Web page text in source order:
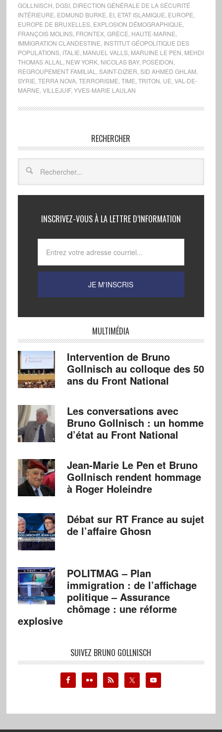
GOLLNISCH DGSI, DIRECTION GÉNÉRALE DE LA SÉCURITÉ
INTÉRIEURE EDMUND BURKE EI, ETAT ISLAMIQUE EUROPE
EUROPE DE BRUXELLES, EXPLOSION DÉMOGRAPHIQUE
FRANÇOIS MOLINS, FRONTEX, GRÈCE HAUTE-MARNE
IMMIGRATION CLANDESTINE INSTITUT GÉOPOLITIQUE DES
POPULATIONS, ITALIE MANUEL VALLS, MARUINE LE PEN MEHDI
THOMAS ALLAL
NEW YORK, NICOLAS BAY, POSÉIDON
REGROUPEMENT FAMILIAL
SAINT-DIZIER SID AHMED GHLAM
SYRIE TERRA NOVA, TERRORISME TIME TRITON UE VAL-DE-
MARNE VILLEJUIF, YVES-MARIE LAULAN
RECHERCHER
INSCRIVEZ-VOUS À LA LETTRE D’INFORMATION
MULTIMÉDIA
Intervention de Bruno
Gollnisch au colloque des 50
ans du Front National
Les conversations avec
Bruno Gollnisch : un homme
d’état au Front National
Jean-Marie Le Pen et Bruno
Gollnisch rendent hommage
à Roger Holeindre
Débat sur RT France au sujet
de l’affaire Ghosn
POLITMAG – Plan
immigration : de l’affichage
politique – Assurance
chômage : une réforme
explosive
SUIVEZ BRUNO GOLLNISCH